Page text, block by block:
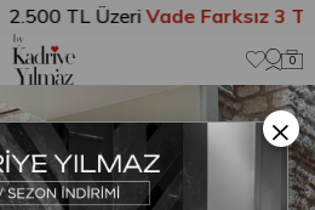
2.500 TL ÜzeriVade Farksız 3
0
KABAN Grace Kürk Detaylı Kaşe Kaban
×